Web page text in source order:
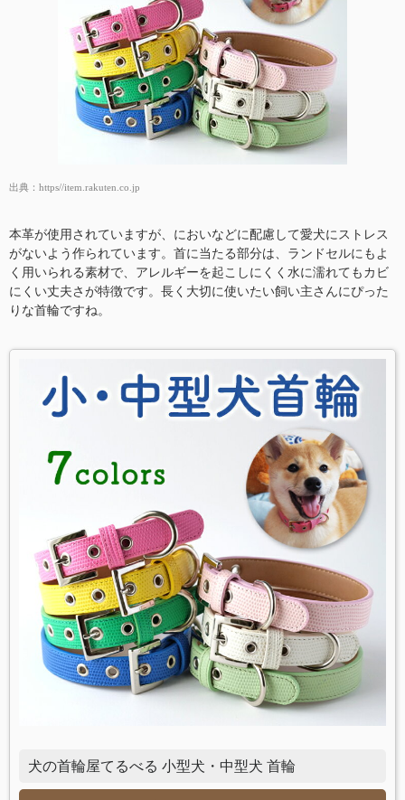
出典： https//item.rakuten.co.jp
本革が使用されていますが、においなどに配慮して愛犬にストレス
がないよう作られています。首に当たる部分は、ランドセルにもよ
く用いられる素材で、アレルギーを起こしにくく水に濡れてもカビ
にくい丈夫さが特徴です。長く大切に使いたい飼い主さんにぴった
りな首輪ですね。
犬の首輪屋てるべる 小型犬・中型犬 首輪